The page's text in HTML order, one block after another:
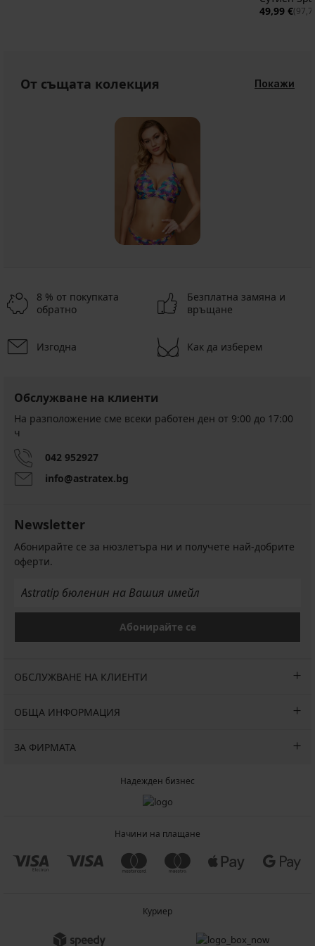
49,99 €
От същата колекция Покажи
8 % от покупката
обратно
Безплатна замяна и
връщане
Изгодна Как да изберем
Обслужване на клиенти
На разположение сме всеки работен ден от 9:00 до 17:00
ч
042 952927
info@astratex.bg
Newsletter
Абонирайте се за нюзлетъра ни и получете най-добрите
оферти.
Абонирайте се
ОБСЛУЖВАНЕ НА КЛИЕНТИ
ОБЩА ИНФОРМАЦИЯ
ЗА ФИРМАТА
Надежден бизнес
Начини на плащане
Куриер